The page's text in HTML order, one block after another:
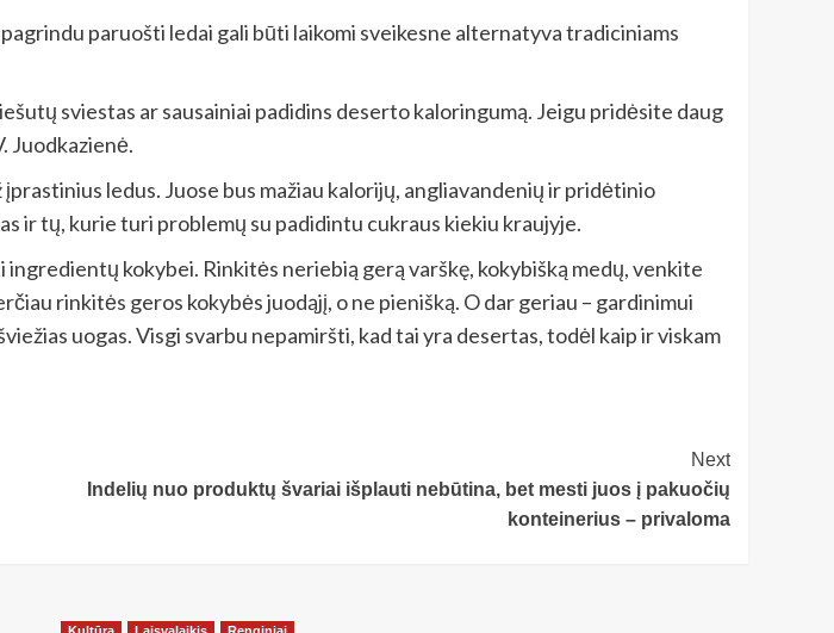
paruošti ledai gali būti laikomi sveikesne alternatyva tradiciniams
sviestas ar sausainiai padidins deserto kaloringumą. Jeigu pridėsite daug
Juodkazienė.
ledus. Juose bus mažiau kalorijų, angliavandenių ir pridėtinio
ir tų, kurie turi problemų su padidintu cukraus kiekiu kraujyje.
kokybei. Rinkitės neriebią gerą varškę, kokybišką medų, venkite
rinkitės geros kokybės juodąjį, o ne pienišką. O dar geriau – gardinimui
uogas. Visgi svarbu nepamiršti, kad tai yra desertas, todėl kaip ir viskam
Next
Indelių nuo produktų švariai išplauti nebūtina, bet mesti juos į pakuočių
konteinerius – privaloma
Kultūra Laisvalaikis Renginiai